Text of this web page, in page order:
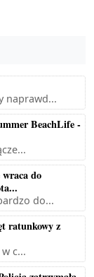
naprawd...
BeachLife -
do
do...
ratunkowy z
c...